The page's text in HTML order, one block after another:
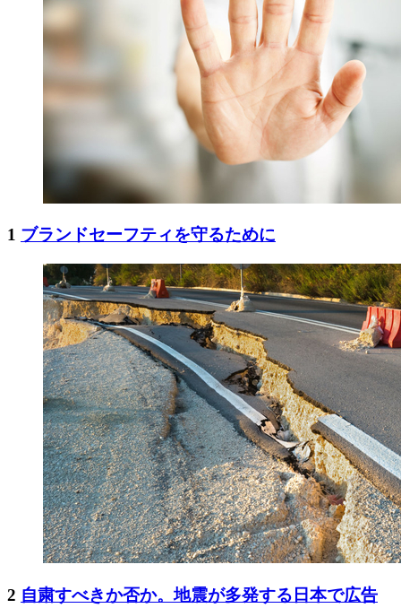
1 ブランドセーフティを守るために
2 自粛すべきか否か。地震が多発する日本で広告